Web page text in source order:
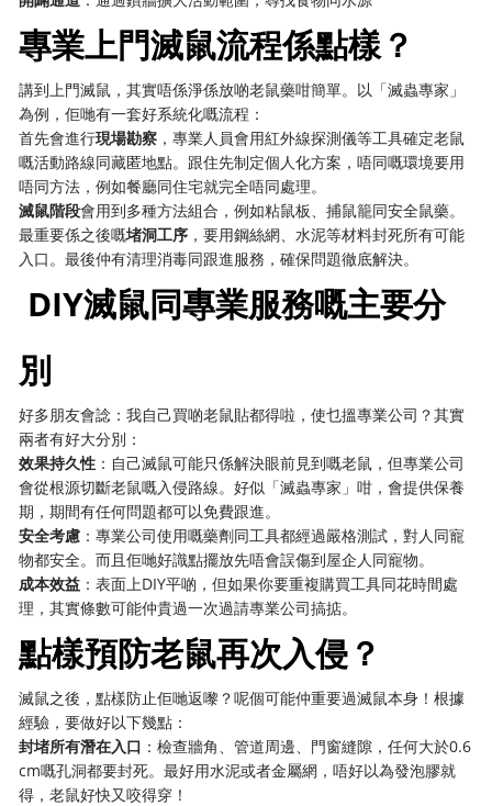
專業上門滅鼠流程係點樣？
講到上門滅鼠，其實唔係淨係放啲老鼠藥咁簡單。以「滅蟲專家」
為例，佢哋有一套好系統化嘅流程：
首先會進行現場勘察 ，專業人員會用紅外線探測儀等工具確定老鼠
嘅活動路線同藏匿地點。跟住先制定個人化方案，唔同嘅環境要用
唔同方法，例如餐廳同住宅就完全唔同處理。
滅鼠階段會用到多種方法組合，例如粘鼠板、捕鼠籠同安全鼠藥。
最重要係之後嘅堵洞工序 ，要用鋼絲網、水泥等材料封死所有可能
入口。最後仲有清理消毒同跟進服務，確保問題徹底解決。
️ DIY滅鼠同專業服務嘅主要分
別
好多朋友會諗：我自己買啲老鼠貼都得啦，使乜搵專業公司？其實
兩者有好大分別：
效果持久性 ：自己滅鼠可能只係解決眼前見到嘅老鼠，但專業公司
會從根源切斷老鼠嘅入侵路線。好似「滅蟲專家」咁，會提供保養
期，期間有任何問題都可以免費跟進。
安全考慮 ：專業公司使用嘅藥劑同工具都經過嚴格測試，對人同寵
物都安全。而且佢哋好識點擺放先唔會誤傷到屋企人同寵物。
成本效益 ：表面上DIY平啲，但如果你要重複購買工具同花時間處
理，其實條數可能仲貴過一次過請專業公司搞掂。
點樣預防老鼠再次入侵？
滅鼠之後，點樣防止佢哋返嚟？呢個可能仲重要過滅鼠本身！根據
經驗，要做好以下幾點：
封堵所有潛在入口 ：檢查牆角、管道周邊、門窗縫隙，任何大於0.6
cm嘅孔洞都要封死。最好用水泥或者金屬網，唔好以為發泡膠就
得，老鼠好快又咬得穿！